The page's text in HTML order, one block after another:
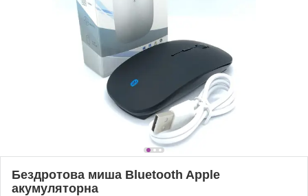
Бездротова миша Bluetooth Apple
акумуляторна